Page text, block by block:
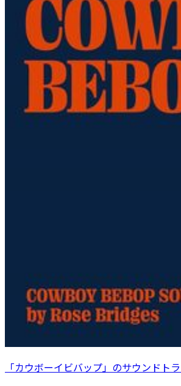
「カウボーイビバップ」のサウンドト